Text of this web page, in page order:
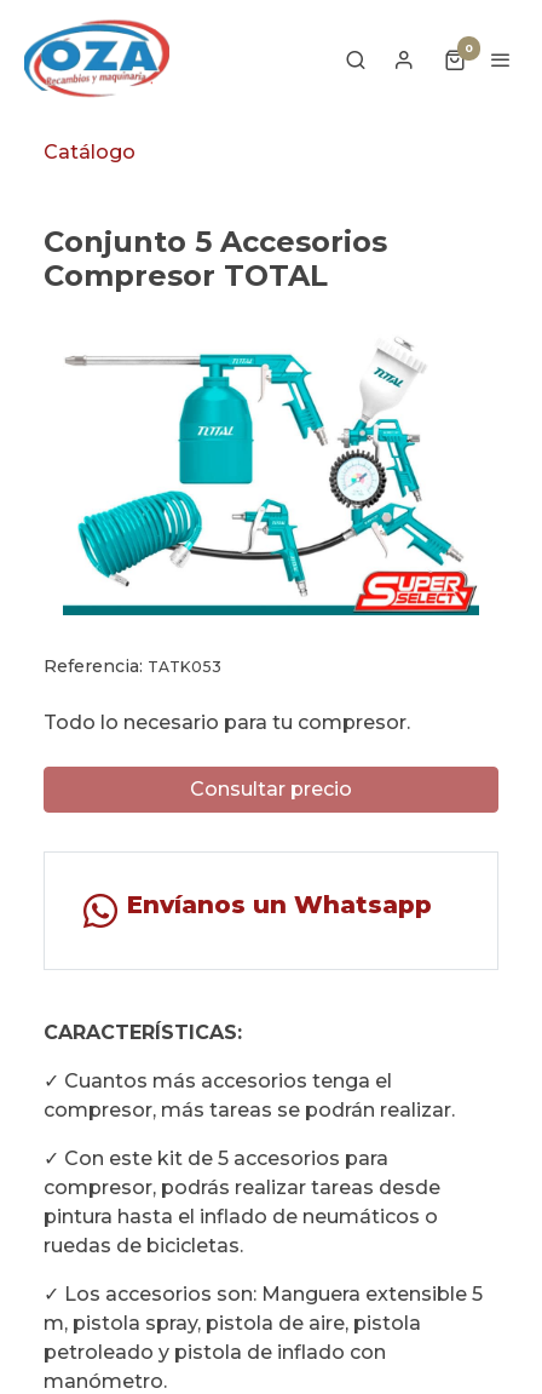
0
Catálogo
Conjunto 5 Accesorios
Compresor TOTAL
Referencia: TATK053
Todo lo necesario para tu compresor.
Consultar precio
Envíanos un Whatsapp
CARACTERÍSTICAS:
✓ Cuantos más accesorios tenga el
compresor, más tareas se podrán realizar.
✓ Con este kit de 5 accesorios para
compresor, podrás realizar tareas desde
pintura hasta el inflado de neumáticos o
ruedas de bicicletas.
✓ Los accesorios son: Manguera extensible 5
m, pistola spray, pistola de aire, pistola
petroleado y pistola de inflado con
manómetro.